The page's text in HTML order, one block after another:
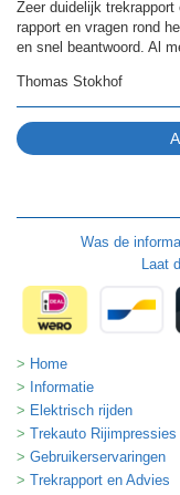
Zeer duidelijk
rapport en vragen rond
en snel beantwoord. Al
Thomas Stokhof
Was de
Laat
Home
Informatie
Elektrisch rijden
Trekauto Rijimpressies
Gebruikerservaringen
Trekrapport en Advies